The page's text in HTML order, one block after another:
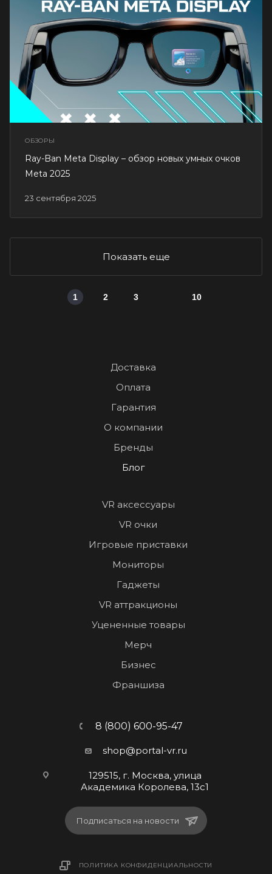
ОБЗОРЫ
23 сентября 2025
Ray-Ban Meta Display – обзор новых умных очков
Meta 2025
Показать еще
1 2 3 10
Доставка
Оплата
Гарантия
О компании
Бренды
Блог
VR аксессуары
VR очки
Игровые приставки
Мониторы
Гаджеты
VR аттракционы
Уцененные товары
Мерч
Бизнес
Франшиза
8 (800) 600-95-47
shop@portal-vr.ru
129515, г. Москва, улица
Академика Королева, 13с1
Подписаться на новости
ПОЛИТИКА КОНФИДЕНЦИАЛЬНОСТИ